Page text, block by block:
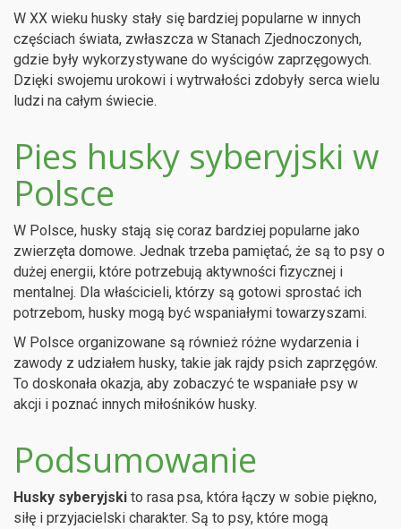
W XX wieku husky stały się bardziej popularne w innych
częściach świata, zwłaszcza w Stanach Zjednoczonych,
gdzie były wykorzystywane do wyścigów zaprzęgowych.
Dzięki swojemu urokowi i wytrwałości zdobyły serca wielu
ludzi na całym świecie.
Pies husky syberyjski w
Polsce
W Polsce, husky stają się coraz bardziej popularne jako
zwierzęta domowe. Jednak trzeba pamiętać, że są to psy o
dużej energii, które potrzebują aktywności fizycznej i
mentalnej. Dla właścicieli, którzy są gotowi sprostać ich
potrzebom, husky mogą być wspaniałymi towarzyszami.
W Polsce organizowane są również różne wydarzenia i
zawody z udziałem husky, takie jak rajdy psich zaprzęgów.
To doskonała okazja, aby zobaczyć te wspaniałe psy w
akcji i poznać innych miłośników husky.
Podsumowanie
Husky syberyjski to rasa psa, która łączy w sobie piękno,
siłę i przyjacielski charakter. Są to psy, które mogą